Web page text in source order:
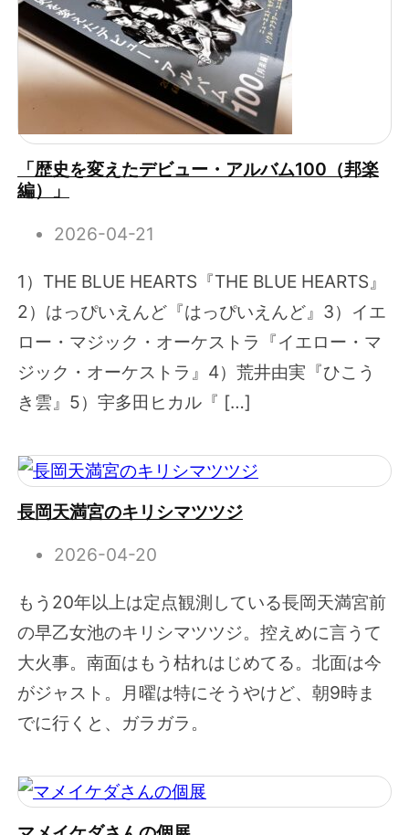
「歴史を変えたデビュー・アルバム100（邦楽
編）」
2026-04-21
1）THE BLUE HEARTS『THE BLUE HEARTS』
2）はっぴいえんど『はっぴいえんど』3）イエ
ロー・マジック・オーケストラ『イエロー・マ
ジック・オーケストラ』4）荒井由実『ひこう
き雲』5）宇多田ヒカル『 […]
長岡天満宮のキリシマツツジ
2026-04-20
もう20年以上は定点観測している長岡天満宮前
の早乙女池のキリシマツツジ。控えめに言うて
大火事。南面はもう枯れはじめてる。北面は今
がジャスト。月曜は特にそうやけど、朝9時ま
でに行くと、ガラガラ。